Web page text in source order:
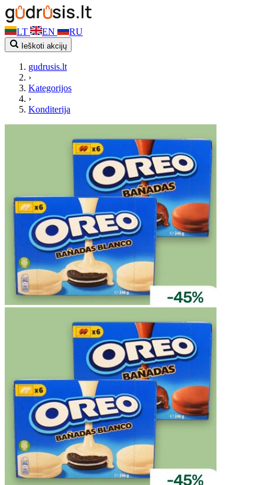
LT EN RU
Ieškoti akcijų
gudrusis.lt
›
Kategorijos
›
Konditerija